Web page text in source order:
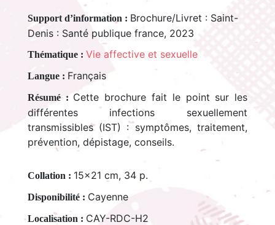
Support d’information : Brochure/Livret : Saint-
Denis : Santé publique france, 2023
Thématique : Vie affective et sexuelle
Langue : Français
Résumé : Cette brochure fait le point sur les
différentes infections sexuellement
transmissibles (IST) : symptômes, traitement,
prévention, dépistage, conseils.
Collation : 15x21 cm, 34 p.
Disponibilité : Cayenne
Localisation : CAY-RDC-H2